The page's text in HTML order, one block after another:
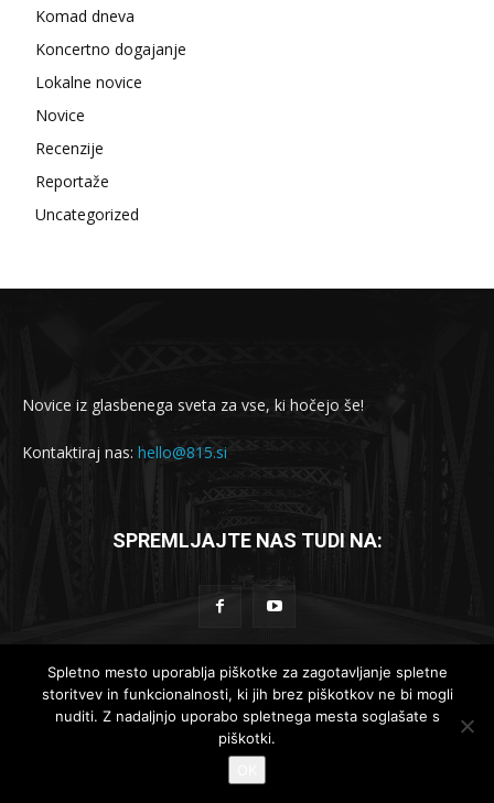
Komad dneva
Koncertno dogajanje
Lokalne novice
Novice
Recenzije
Reportaže
Uncategorized
Novice iz glasbenega sveta za vse, ki hočejo še!
Kontaktiraj nas: hello@815.si
SPREMLJAJTE NAS TUDI NA:
© 2019-2025 - 815.si
Globalne novice
Koncertno dogajanje
Spletno mesto uporablja piškotke za zagotavljanje spletne
storitvev in funkcionalnosti, ki jih brez piškotkov ne bi mogli
nuditi. Z nadaljnjo uporabo spletnega mesta soglašate s
piškotki.